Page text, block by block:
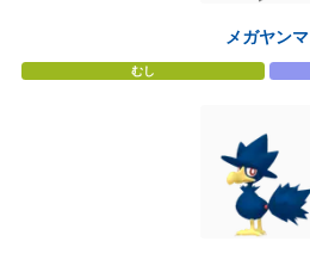
メガヤンマ
むし